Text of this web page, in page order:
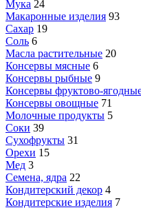
Мука 24
Макаронные изделия 93
Сахар 19
Соль 6
Масла растительные 20
Консервы мясные 6
Консервы рыбные 9
Консервы фруктово-
Консервы овощные 71
Молочные продукты 5
Соки 39
Сухофрукты 31
Орехи 15
Мед 3
Семена, ядра 22
Кондитерский декор 4
Кондитерские изделия 7